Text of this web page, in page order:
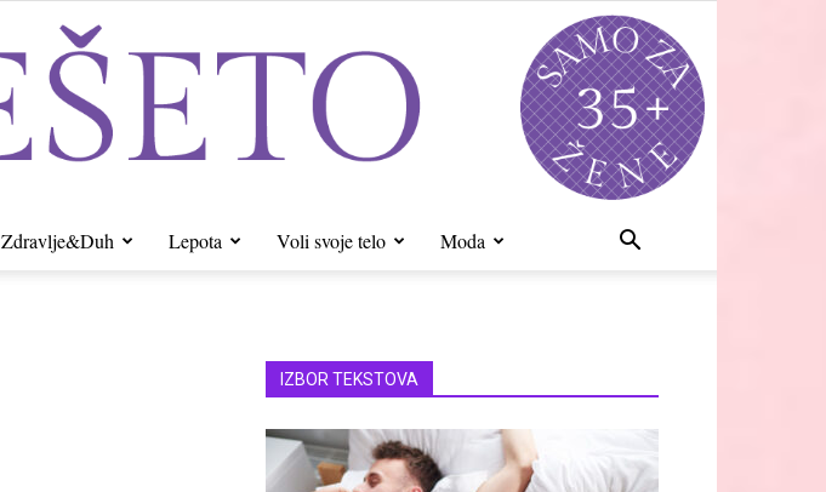
Zdravlje&Duh Lepota Voli svoje telo Moda
IZBOR TEKSTOVA